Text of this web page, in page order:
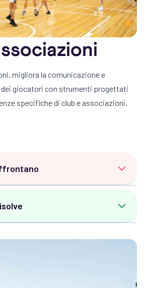
squadra in modo fluido.
delle rose:Gestisci le
disponibilità dei giocatori e i dati
migliora la comunicazione e
giocatori con strumenti progettati
specifiche di club e associazioni.
un numero crescente di
pagamenti:Sollecitare le quote
Gestisci iscrizioni e